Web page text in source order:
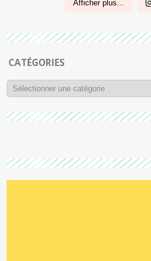
Afficher plus...
CATÉGORIES